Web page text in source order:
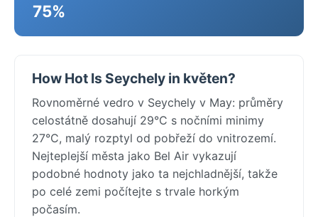
75%
How Hot Is Seychely in květen?
Rovnoměrné vedro v Seychely v May: průměry
celostátně dosahují 29°C s nočními minimy
27°C, malý rozptyl od pobřeží do vnitrozemí.
Nejteplejší města jako Bel Air vykazují
podobné hodnoty jako ta nejchladnější, takže
po celé zemi počítejte s trvale horkým
počasím.